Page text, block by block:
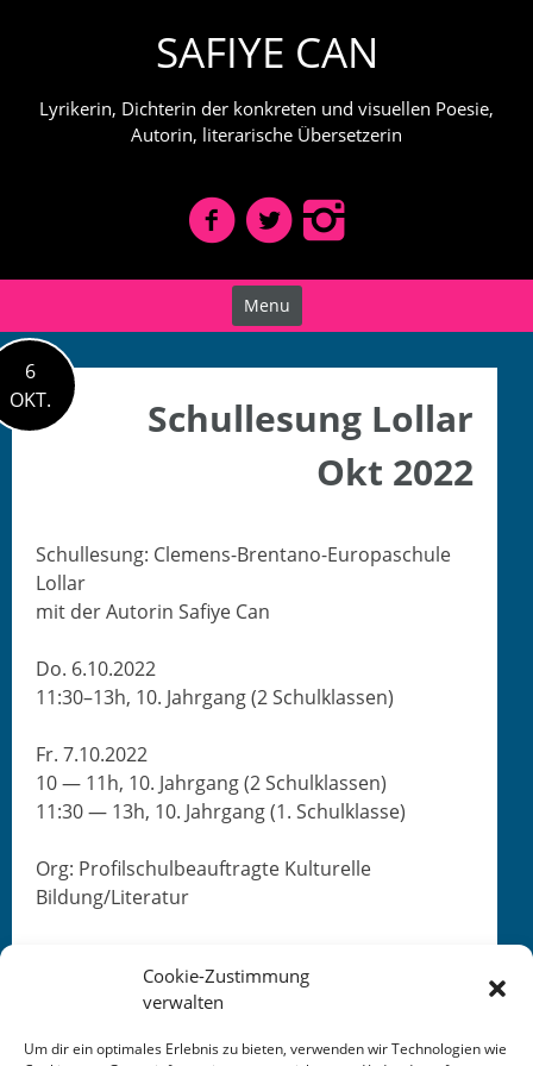
Cookie-Zustimmung
verwalten
Um dir ein optimales Erlebnis zu bieten, verwenden wir Technologien wie
SAFIYE CAN
Lyrikerin, Dichterin der konkreten und visuellen Poesie,
Autorin, literarische Übersetzerin
Menu
6
OKT.
Schullesung Lollar
Okt 2022
Schulle­sung: Clemens-Brentano-Europaschule
Lollar
mit der Autorin Safiye Can
Do. 6.10.2022
11:30–13h, 10. Jahrgang (2 Schulklassen)
Fr. 7.10.2022
10 — 11h, 10. Jahrgang (2 Schulklassen)
11:30 — 13h, 10. Jahrgang (1. Schulklasse)
Org: Pro­filschul­beauf­tragte Kul­turelle
Bildung/Literatur